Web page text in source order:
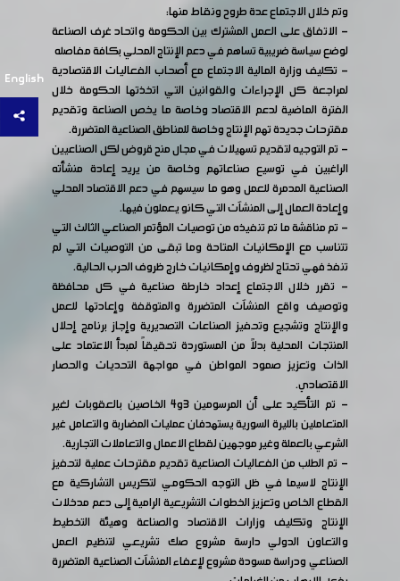
English
وتم خلال الاجتماع عدة طروح ونقاط منها:
- الاتفاق على العمل المشترك بين الحكومة واتحاد غرف الصناعة
لوضع سياسة ضريبية تساهم في دعم الإنتاج المحلي بكافة مفاصله
- تكليف وزارة المالية الاجتماع مع أصحاب الفعاليات الاقتصادية
لمراجعة كل الإجراءات والقوانين التي اتخذتها الحكومة خلال
الفترة الماضية لدعم الاقتصاد وخاصة ما يخص الصناعة وتقديم
مقترحات جديدة تهم الإنتاج وخاصة للمناطق الصناعية المتضررة.
- تم التوجيه لتقديم تسهيلات في مجال منح قروض لكل الصناعيين
الراغبين في توسيع صناعاتهم وخاصة من يريد إعادة منشأته
الصناعية المدمرة للعمل وهو ما سيسهم في دعم الاقتصاد المحلي
وإعادة العمال إلى المنشآت التي كانو يعملون فيها.
- تم مناقشة ما تم تنفيذه من توصيات المؤتمر الصناعي الثالث التي
تتناسب مع الإمكانيات المتاحة وما تبقى من التوصيات التي لم
تنفذ فهي تحتاج لظروف وإمكانيات خارج ظروف الحرب الحالية.
- تقرر خلال الاجتماع إعداد خارطة صناعية في كل محافظة
وتوصيف واقع المنشآت المتضررة والمتوقفة وإعادتها للعمل
والإنتاج وتشجيع وتحفيز الصناعات التصديرية وإجاز برنامج إحلال
المنتجات المحلية بدلاً من المستوردة تحقيقاً لمبدأ الاعتماد على
الذات وتعزيز صمود المواطن في مواجهة التحديات والحصار
الاقتصادي.
- تم التأكيد على أن المرسومين 3و4 الخاصين بالعقوبات لغير
المتعاملين بالليرة السورية يستهدفان عمليات المضاربة والتعامل غير
الشرعي بالعملة وغير موجهين لقطاع الاعمال والتعاملات التجارية.
- تم الطلب من الفعاليات الصناعية تقديم مقترحات عملية لتحفيز
الإنتاج لاسيما في ظل التوجه الحكومي لتكريس التشاركية مع
القطاع الخاص وتعزيز الخطوات التشريعية الرامية إلى دعم مدخلات
الإنتاج وتكليف وزارات الاقتصاد والصناعة وهيئة التخطيط
والتعاون الدولي دارسة مشروع صك تشريعي لتنظيم العمل
الصناعي ودراسة مسودة مشروع لإعفاء المنشآت الصناعية المتضررة